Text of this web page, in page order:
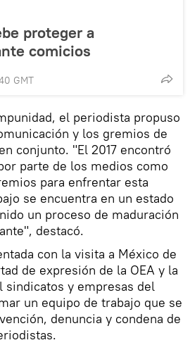
proteger a
comicios
GMT
el periodista propuso
y los gremios de
conjunto. "El 2017 encontró
parte de los medios como
para enfrentar esta
se encuentra en un estado
un proceso de maduración
destacó.
con la visita a México de
de expresión de la OEA y la
sindicatos y empresas del
un equipo de trabajo que se
denuncia y condena de